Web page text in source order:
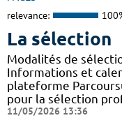
relevance:
La sélection
Modalités de
Informations et
plateforme
pour la sélection
11/05/2026 13:36